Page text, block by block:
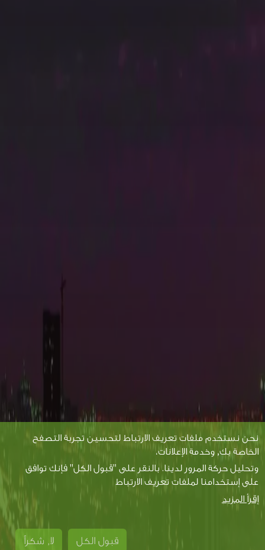
نحن نستخدم ملفات تعريف الارتباط لتحسين تجربة التصفح
الخاصة بك, وخدمة الإعلانات،
وتحليل حركة المرور لدينا. بالنقر على "قبول الكل" فإنك توافق
على إستخدامنا لملفات تعريف الارتباط
إقرأ المزيد
قبول الكل لا, شكراً